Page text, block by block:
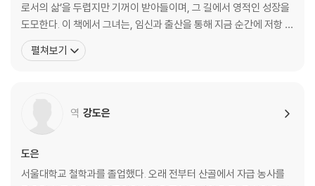
로서의 삶’을 두렵지만 기꺼이 받아들이며, 그 길에서 영적인 성장을
도모한다. 이 책에서 그녀는, 임신과 출산을 통해 지금 순간에 저항 없
이 존재하는 것이 얼마나 큰 기쁨인지 배우고, 음식을 차리고 청소하
는 행위를 자신을 알아차리는 수행의 도구로 삼으며, 아이가 성장해
펼쳐보기
역 강도은
도은
서울대학교 철학과를 졸업했다. 오래 전부터 산골에서 자급 농사를